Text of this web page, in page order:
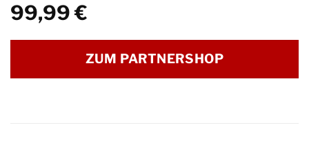
99,99€
ZUM PARTNERSHOP